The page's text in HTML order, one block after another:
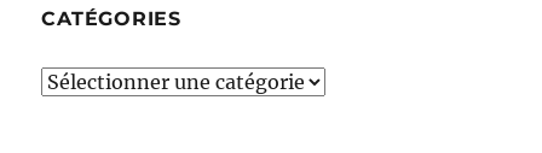
CATÉGORIES
Catégories